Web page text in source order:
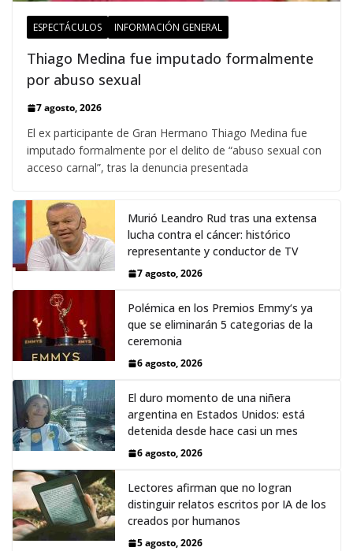
ESPECTÁCULOS INFORMACIÓN GENERAL
Thiago Medina fue imputado formalmente
por abuso sexual
7 agosto, 2026
El ex participante de Gran Hermano Thiago Medina fue
imputado formalmente por el delito de “abuso sexual con
acceso carnal”, tras la denuncia presentada
Murió Leandro Rud tras una extensa
lucha contra el cáncer: histórico
representante y conductor de TV
7 agosto, 2026
Polémica en los Premios Emmy‘s ya
que se eliminarán 5 categorias de la
ceremonia
6 agosto, 2026
El duro momento de una niñera
argentina en Estados Unidos: está
detenida desde hace casi un mes
6 agosto, 2026
Lectores afirman que no logran
distinguir relatos escritos por IA de los
creados por humanos
5 agosto, 2026